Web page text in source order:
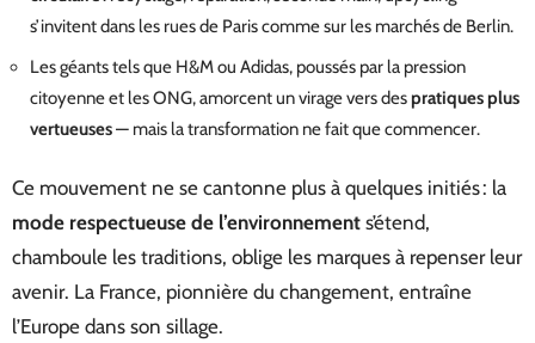
s’invitent dans les rues de Paris comme sur les marchés de Berlin.
Les géants tels que H&M ou Adidas, poussés par la pression
citoyenne et les ONG, amorcent un virage vers despratiques plus
vertueuses— mais la transformation ne fait que commencer.
Ce mouvement ne se cantonne plus à quelques initiés : la
mode respectueuse de l’environnement s’étend,
chamboule les traditions, oblige les marques à repenser leur
avenir. La France, pionnière du changement, entraîne
l’Europe dans son sillage.